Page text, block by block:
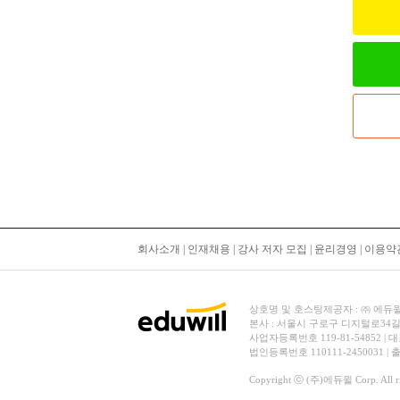
회사소개 인재채용 강사 저자 모집 윤리경영 이용약
상호명 및 호스팅제공자 : ㈜ 에듀
본사 : 서울시 구로구 디지털로34
사업자등록번호 119-81-54852 |
법인등록번호 110111-2450031 |
Copyright ⓒ (주)에듀윌 Corp. All